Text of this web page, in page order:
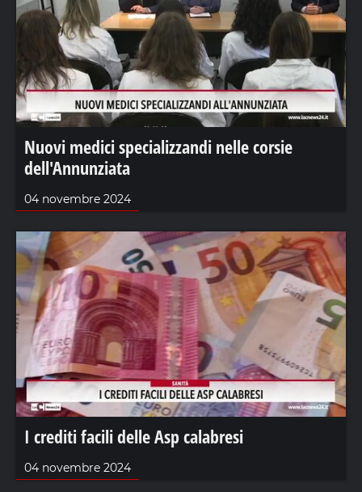
Nuovi medici specializzandi nelle corsie
dell'Annunziata
04 novembre 2024
I crediti facili delle Asp calabresi
04 novembre 2024